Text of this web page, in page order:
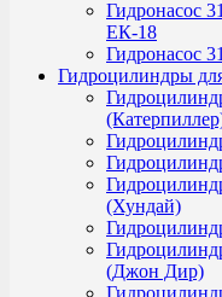
Гидронасос
ЕК-18
Гидронасос
Гидроцилиндры
(Хундай)
(Джон Дир)